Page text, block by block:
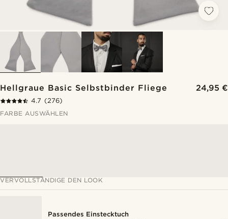
Hellgraue Basic Selbstbinder Fliege 24,95 €
4.7 (276)
FARBE AUSWÄHLEN
VERVOLLSTÄNDIGE DEN LOOK
Passendes Einstecktuch